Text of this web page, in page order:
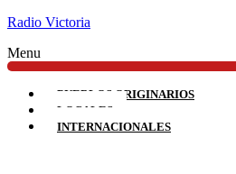
Radio Victoria
Menu
PUEBLOS ORIGINARIOS
LOCALES
INTERNACIONALES